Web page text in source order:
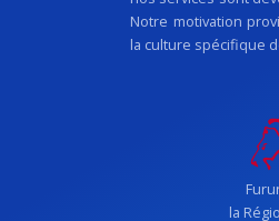
Notre motivation
la culture spécifique
la